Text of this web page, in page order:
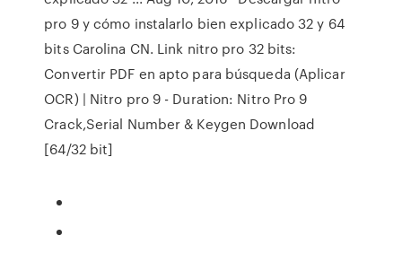
pro 9 y cómo instalarlo bien explicado 32 y 64
bits Carolina CN. Link nitro pro 32 bits:
Convertir PDF en apto para búsqueda (Aplicar
OCR) | Nitro pro 9 - Duration: Nitro Pro 9
Crack,Serial Number & Keygen Download
[64/32 bit]